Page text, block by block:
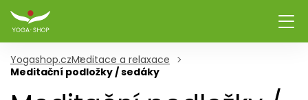
Yogashop.czMeditace a relaxace
Meditační podložky / sedáky